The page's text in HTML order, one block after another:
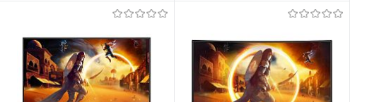
Купить в 1 клик
Сравнение
В избранное
Купить в 1 клик
Сравнение
В избранное